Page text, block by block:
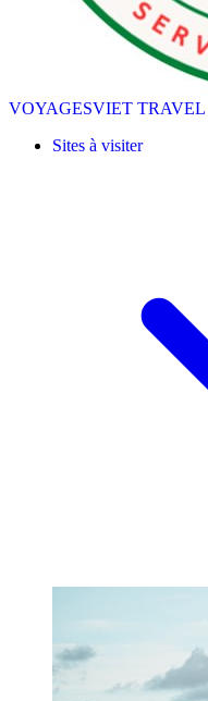
VOYAGESVIET TRAVEL
Sites à visiter